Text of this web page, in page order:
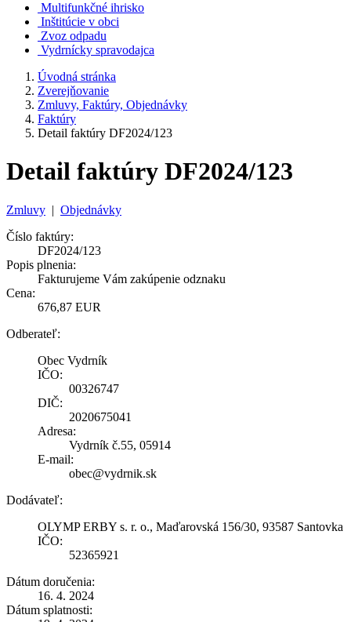
Multifunkčné ihrisko
Inštitúcie v obci
Zvoz odpadu
Vydrnícky spravodajca
Úvodná stránka
Zverejňovanie
Zmluvy, Faktúry, Objednávky
Faktúry
Detail faktúry DF2024/123
Detail faktúry DF2024/123
Zmluvy | Objednávky
Číslo faktúry:
DF2024/123
Popis plnenia:
Fakturujeme Vám zakúpenie odznaku
Cena:
676,87 EUR
Odberateľ:
Obec Vydrník
IČO:
00326747
DIČ:
2020675041
Adresa:
Vydrník č.55, 05914
E-mail:
obec@vydrnik.sk
Dodávateľ:
OLYMP ERBY s. r. o., Maďarovská 156/30, 93587 Santovka
IČO:
52365921
Dátum doručenia:
16. 4. 2024
Dátum splatnosti: